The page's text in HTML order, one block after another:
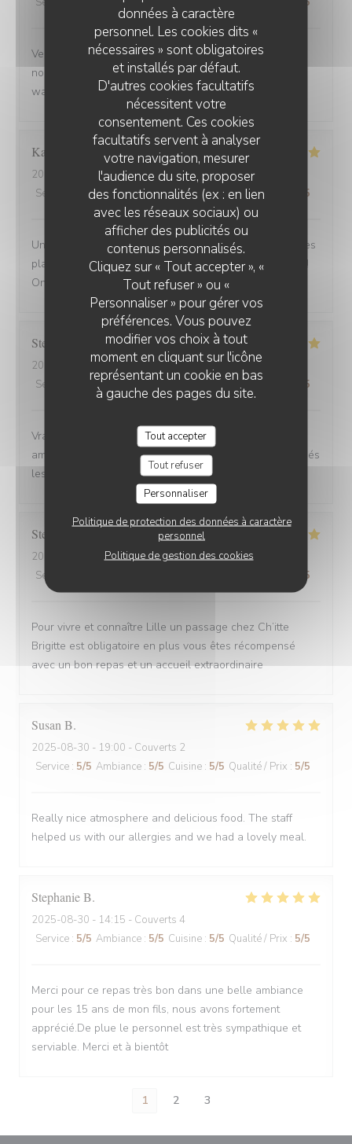
données à caractère
personnel. Les cookies dits «
nécessaires » sont obligatoires
et installés par défaut.
D'autres cookies facultatifs
nécessitent votre
consentement. Ces cookies
facultatifs servent à analyser
votre navigation, mesurer
l'audience du site, proposer
des fonctionnalités (ex : en lien
avec les réseaux sociaux) ou
afficher des publicités ou
contenus personnalisés.
Cliquez sur « Tout accepter », «
Tout refuser » ou «
Personnaliser » pour gérer vos
préférences. Vous pouvez
modifier vos choix à tout
moment en cliquant sur l'icône
représentant un cookie en bas
à gauche des pages du site.
Tout accepter
Tout refuser
Personnaliser
Politique de protection des données à caractère
personnel
Politique de gestion des cookies
Venue avec des amis de Belfort.super bien accueillis,
nous avons beaucoup apprécié la carbonade et le
waterzoi de poissons Nous reviendrons
Karine
2025-08-30
- 21:15 - Couverts 4
Service
/5 Ambiance: 5/5 Cuisine :5/5 Qualité / Prix /5
Une adresse a absolument découvrir ! Une ambiance,des
plats tous délicieux,un personnel attentionné et réactif !!
On reviendra....
Stefano
2025-08-30
- 12:00 - Couverts 6
Service
/5 Ambiance: 5 /5 Cuisine: 5/5 Qualité / Prix /5
Vrai Estaminet du Nord, nourriture excellente, uste a
ameillorer le rytme de sortie des plats, pas tjs coordonnés
les frites avec les plats principaux.
Stefan
2025-08-30
- 21:15 - Couverts 2
Service
/5
Pour vivre et connaître Lille un passage chez Ch’itte
Brigitte est obligatoire en plus vous êtes récompensé
avec un bon repas et un accueil extraordinaire
Susan B
2025-08-30 - 19:00 - Couverts 2
Service : 5/5 Ambiance : 5/5 Cuisine : 5/5 Qualité / Prix : 5/5
Really nice atmosphere and delicious food. The staff
helped us with our allergies and we had a lovely meal.
StephanieB
2025-08-30 - 14:15 - Couverts 4
Service : 5/5 Ambiance : 5/5 Cuisine : 5/5 Qualité / Prix : 5/5
Merci pour ce repas très bon dans une belle ambiance
pour les 15 ans de mon fils, nous avons fortement
apprécié.De plue le personnel est très sympathique et
serviable. Merci et à bientôt
1 2 3